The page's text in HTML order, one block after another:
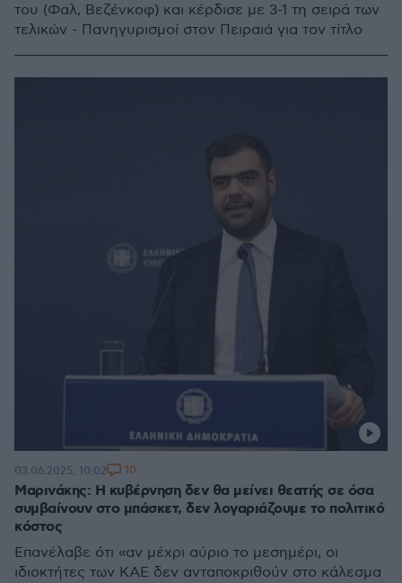
του (Φαλ, Βεζένκοφ) και κέρδισε με 3-1 τη σειρά των
τελικών - Πανηγυρισμοί στον Πειραιά για τον τίτλο
Μαρινάκης: Η κυβέρνηση δεν θα μείνει θεατής σε όσα
συμβαίνουν στο μπάσκετ, δεν λογαριάζουμε το πολιτικό
κόστος
Επανέλαβε ότι «αν μέχρι αύριο το μεσημέρι, οι
ιδιοκτήτες των ΚΑΕ δεν ανταποκριθούν στο κάλεσμα
03.06.2025, 10:02 10